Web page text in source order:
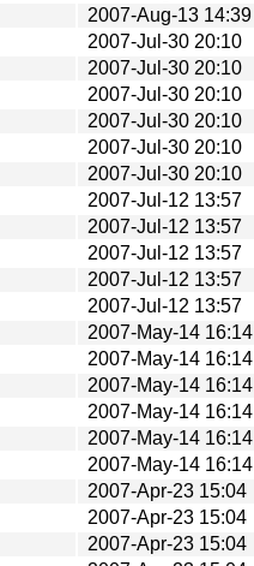
2007-Aug-13 14:39
2007-Jul-30 20:10
2007-Jul-30 20:10
2007-Jul-30 20:10
2007-Jul-30 20:10
2007-Jul-30 20:10
2007-Jul-30 20:10
2007-Jul-12 13:57
2007-Jul-12 13:57
2007-Jul-12 13:57
2007-Jul-12 13:57
2007-Jul-12 13:57
2007-May-14 16:14
2007-May-14 16:14
2007-May-14 16:14
2007-May-14 16:14
2007-May-14 16:14
2007-May-14 16:14
2007-Apr-23 15:04
2007-Apr-23 15:04
2007-Apr-23 15:04